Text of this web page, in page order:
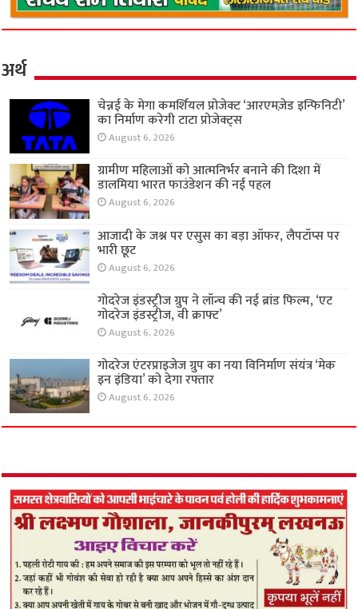
अर्थ
चेन्नई के मेगा कमर्शियल प्रोजेक्ट ‘आरएमज़ेड इन्फिनिटी’
का निर्माण करेगी टाटा प्रोजेक्ट्स
August 6, 2026
ग्रामीण महिलाओं को आत्मनिर्भर बनाने की दिशा में
डालमिया भारत फाउंडेशन की नई पहल
August 6, 2026
आजादी के जश्न पर एसुस का बड़ा ऑफर, लैपटॉप्स पर
भारी छूट
August 6, 2026
गोदरेज इंडस्ट्रीज ग्रुप ने लॉन्च की नई ब्रांड फिल्म, ‘एट
गोदरेज इंडस्ट्रीज, वी क्राफ्ट’
August 6, 2026
गोदरेज एंटरप्राइजेज ग्रुप का नया विनिर्माण संयंत्र ‘मेक
इन इंडिया’ को देगा रफ्तार
August 6, 2026